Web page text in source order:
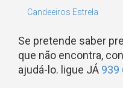
Candeeiros Estrela
Se pretende saber
que não encontra,
ajudá-lo. ligue JÁ 939